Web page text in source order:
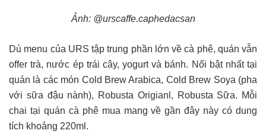
Ảnh: @urscaffe.caphedacsan
Dù menu của URS tập trung phần lớn về cà phê, quán vẫn
offer trà, nước ép trái cây, yogurt và bánh. Nổi bật nhất tại
quán là các món Cold Brew Arabica, Cold Brew Soya (pha
với sữa đậu nành), Robusta Origianl, Robusta Sữa. Mỗi
chai tại quán cà phê mua mang về gần đây này có dung
tích khoảng 220ml.